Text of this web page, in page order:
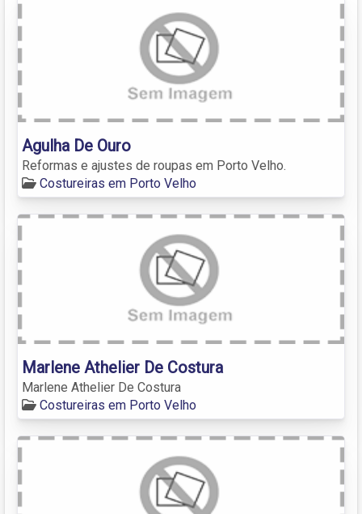
Agulha De Ouro
Reformas e ajustes de roupas em Porto Velho.
Costureiras em Porto Velho
Marlene Athelier De Costura
Marlene Athelier De Costura
Costureiras em Porto Velho